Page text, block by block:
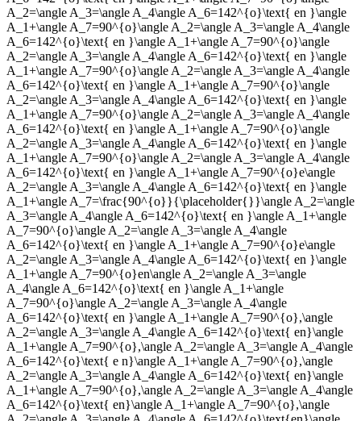
A_2=\angle A_3=\angle A_4\angle A_6=142^{o}\text{ en }\angle
A_1+\angle A_7=90^{o}\angle A_2=\angle A_3=\angle A_4\angle
A_6=142^{o}\text{ en }\angle A_1+\angle A_7=90^{o}\angle
A_2=\angle A_3=\angle A_4\angle A_6=142^{o}\text{ en }\angle
A_1+\angle A_7=90^{o}\angle A_2=\angle A_3=\angle A_4\angle
A_6=142^{o}\text{ en }\angle A_1+\angle A_7=90^{o}\angle
A_2=\angle A_3=\angle A_4\angle A_6=142^{o}\text{ en }\angle
A_1+\angle A_7=90^{o}\angle A_2=\angle A_3=\angle A_4\angle
A_6=142^{o}\text{ en }\angle A_1+\angle A_7=90^{o}\angle
A_2=\angle A_3=\angle A_4\angle A_6=142^{o}\text{ en }\angle
A_1+\angle A_7=90^{o}\angle A_2=\angle A_3=\angle A_4\angle
A_6=142^{o}\text{ en }\angle A_1+\angle A_7=90^{o}e\angle
A_2=\angle A_3=\angle A_4\angle A_6=142^{o}\text{ en }\angle
A_1+\angle A_7=\frac{90^{o}}{\placeholder{}}\angle A_2=\angle
A_3=\angle A_4\angle A_6=142^{o}\text{ en }\angle A_1+\angle
A_7=90^{o}\angle A_2=\angle A_3=\angle A_4\angle
A_6=142^{o}\text{ en }\angle A_1+\angle A_7=90^{o}e\angle
A_2=\angle A_3=\angle A_4\angle A_6=142^{o}\text{ en }\angle
A_1+\angle A_7=90^{o}en\angle A_2=\angle A_3=\angle
A_4\angle A_6=142^{o}\text{ en }\angle A_1+\angle
A_7=90^{o}\angle A_2=\angle A_3=\angle A_4\angle
A_6=142^{o}\text{ en }\angle A_1+\angle A_7=90^{o},\angle
A_2=\angle A_3=\angle A_4\angle A_6=142^{o}\text{ en}\angle
A_1+\angle A_7=90^{o},\angle A_2=\angle A_3=\angle A_4\angle
A_6=142^{o}\text{ e n}\angle A_1+\angle A_7=90^{o},\angle
A_2=\angle A_3=\angle A_4\angle A_6=142^{o}\text{ en}\angle
A_1+\angle A_7=90^{o},\angle A_2=\angle A_3=\angle A_4\angle
A_6=142^{o}\text{ en}\angle A_1+\angle A_7=90^{o},\angle